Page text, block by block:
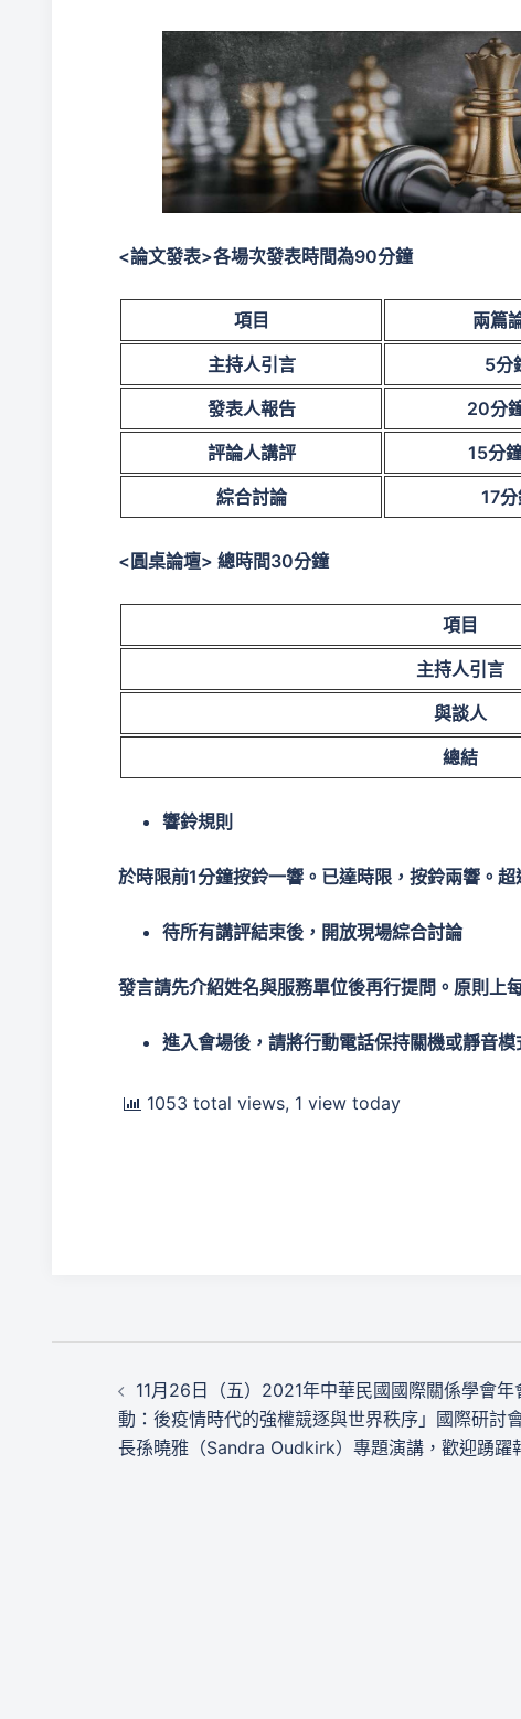
<論文發表>各場次發表時間為90分鐘
項目 兩篇
主持人引言
5分
發表人報告
20分
評論人講評
15分
綜合討論
17分
<圓桌論壇> 總時間30分鐘
項目
主持人引言
與談人
總結
響鈴規則
於時限前1分鐘按鈴一響。已達時限，按鈴兩響。
待所有講評結束後，開放現場綜合討論
發言請先介紹姓名與服務單位後再行提問。原則上
進入會場後，請將行動電話保持關機或靜音
1053 total views, 1 view today
11月26日（五）2021年中華民國國際關係學會
動：後疫情時代的強權競逐與世界秩序」國際研討
長孫曉雅（Sandra Oudkirk）專題演講，歡迎踴躍